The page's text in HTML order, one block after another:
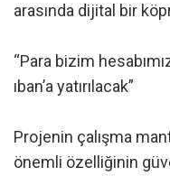
arasında dijital bir
“Para bizim
ıban’a yatırılacak”
Projenin çalışma
önemli özelliğinin